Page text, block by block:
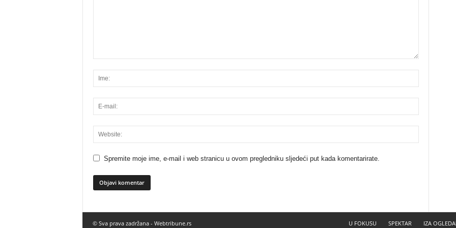
Spremite moje ime, e-mail i web stranicu u ovom pregledniku sljedeći put kada komentarirate.
U FOKUSU SPEKTAR IZA
© Sva prava zadržana - Webtribune.rs